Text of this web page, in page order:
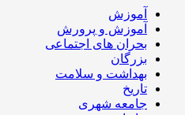
آموزش
آموزش و پرورش
بحران های اجتماعی
بزرگان
بهداشت و سلامت
تاریخ
جامعه شهری